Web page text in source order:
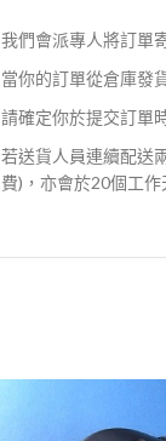
我們會派專人將訂單
當你的訂單從倉庫發
請確定你於提交訂單
若送貨人員連續配送
費)，亦會於20個工作